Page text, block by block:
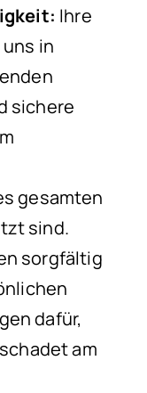
Ihre
in
sichere
gesamten
sind.
sorgfältig
dafür,
am